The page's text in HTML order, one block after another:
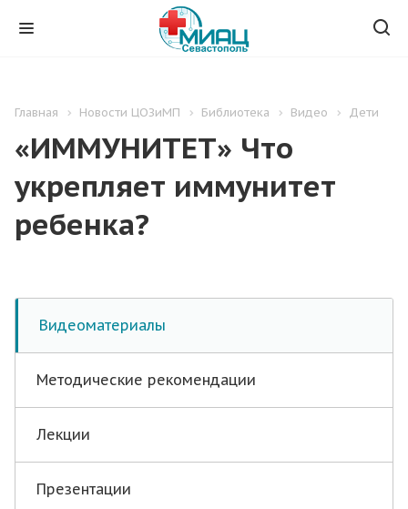
Главная Новости ЦОЗиМП Библиотека Видео Дети
«ИММУНИТЕТ» Что
укрепляет иммунитет
ребенка?
Видеоматериалы
Методические рекомендации
Лекции
Презентации